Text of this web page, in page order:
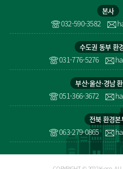
본사
032-590-3582
수도권 동부 환
031-776-5276
부산울〮산경〮남
051-366-3672
전북 환경본
063-279-0865